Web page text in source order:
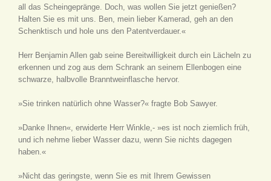
all das Scheingepränge. Doch, was wollen Sie jetzt genießen?
Halten Sie es mit uns. Ben, mein lieber Kamerad, geh an den
Schenktisch und hole uns den Patentverdauer.«
Herr Benjamin Allen gab seine Bereitwilligkeit durch ein Lächeln zu
erkennen und zog aus dem Schrank an seinem Ellenbogen eine
schwarze, halbvolle Branntweinflasche hervor.
»Sie trinken natürlich ohne Wasser?« fragte Bob Sawyer.
»Danke Ihnen«, erwiderte Herr Winkle,- »es ist noch ziemlich früh,
und ich nehme lieber Wasser dazu, wenn Sie nichts dagegen
haben.«
»Nicht das geringste, wenn Sie es mit Ihrem Gewissen